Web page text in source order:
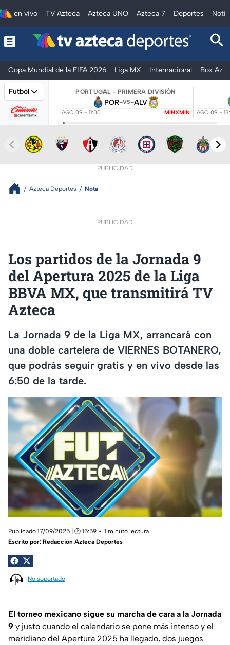
en vivo TV Azteca Azteca UNO Azteca 7 Deportes
Copa Mundial de la FIFA 2026 Liga MX Internacional Box
Futbol PORTUGAL - PRIMERA DIVISIÓN
POR-VS-ALV
AGO 09 - 11:00 MINXMIN AGO 09 -
PUBLICIDAD
Azteca Deportes Nota
PUBLICIDAD
Los partidos de la Jornada 9
del Apertura 2025 de la Liga
BBVA MX, que transmitirá TV
Azteca
La Jornada 9 de la Liga MX, arrancará con
una doble cartelera de VIERNES BOTANERO,
que podrás seguir gratis y en vivo desde las
6:50 de la tarde.
Publicado 17/09/2025 | 🕑 15:59
1 minuto lectura
Escrito por: Redacción Azteca Deportes
No soportado
El torneo mexicano sigue su marcha de cara a la Jornada
9 y justo cuando el calendario se pone más intenso y el
meridiano del Apertura 2025 ha llegado, dos juegos